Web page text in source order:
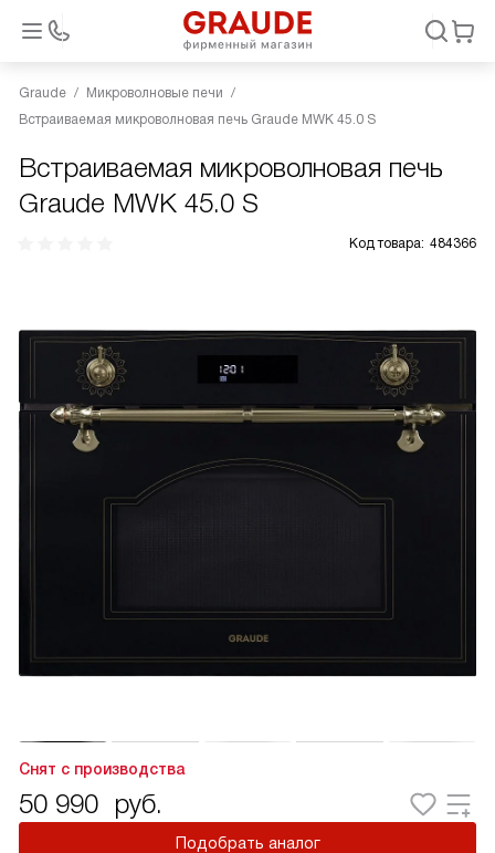
Graude
Микроволновые печи
Встраиваемая микроволновая печь Graude MWK 45.0 S
Встраиваемая микроволновая печь
Graude MWK 45.0 S
Код товара: 484366
Снят с производства
50 990 руб.
Подобрать аналог